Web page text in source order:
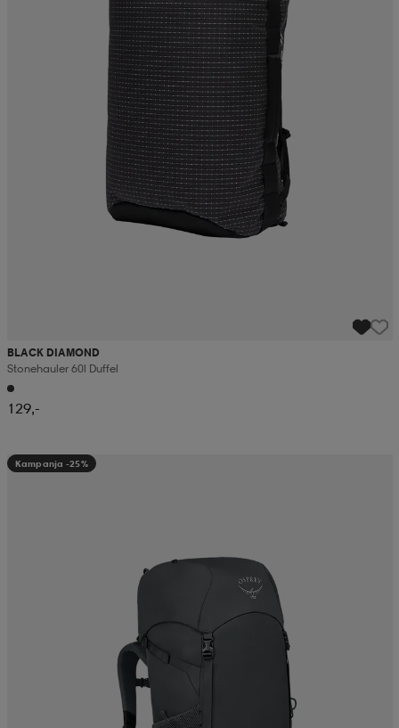
BLACK DIAMOND
Stonehauler 60l Duffel
129,-
Kampanja -25%